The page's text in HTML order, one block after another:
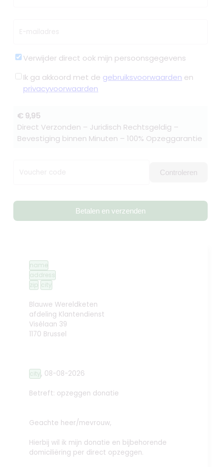
E-mailadres
Verwijder direct ook mijn persoonsgegevens
Ik ga akkoord met de gebruiksvoorwaarden en
privacyvoorwaarden
€ 9,95
Direct Verzonden – Juridisch Rechtsgeldig –
Bevestiging binnen Minuten – 100% Opzeggarantie
Voucher code Controleren
Betalen en verzenden
name
address
zip city
Blauwe Wereldketen
afdeling Klantendienst
Visélaan 39
1170 Brussel
city, 08-08-2026
Betreft: opzeggen donatie
Geachte heer/mevrouw,
Hierbij wil ik mijn donatie en bijbehorende
domiciliëring per direct opzeggen.